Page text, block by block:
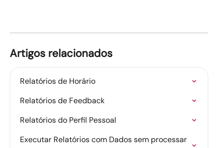
Artigos relacionados
Relatórios de Horário
Relatórios de Feedback
Relatórios do Perfil Pessoal
Executar Relatórios com Dados sem processar